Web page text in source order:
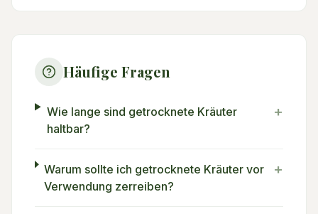
Häufige Fragen
Wie lange sind getrocknete Kräuter
haltbar?
+
Warum sollte ich getrocknete Kräuter vor
Verwendung zerreiben?
+